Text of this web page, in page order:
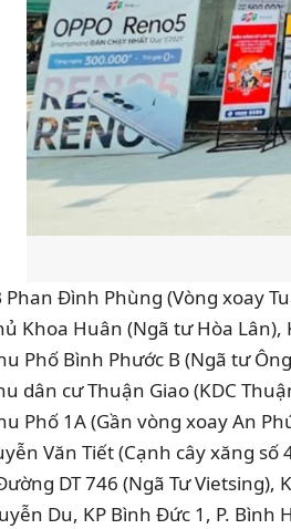
Đình Phùng (Vòng xoay
Khoa Huân (Ngã tư Hòa Lân),
Phố Bình Phước B (Ngã tư
dân cư Thuận Giao (KDC
Phố 1A (Gần vòng xoay An
Văn Tiết (Cạnh cây xăng số
DT 746 (Ngã Tư Vietsing),
Du, KP Bình Đức 1, P. Bình